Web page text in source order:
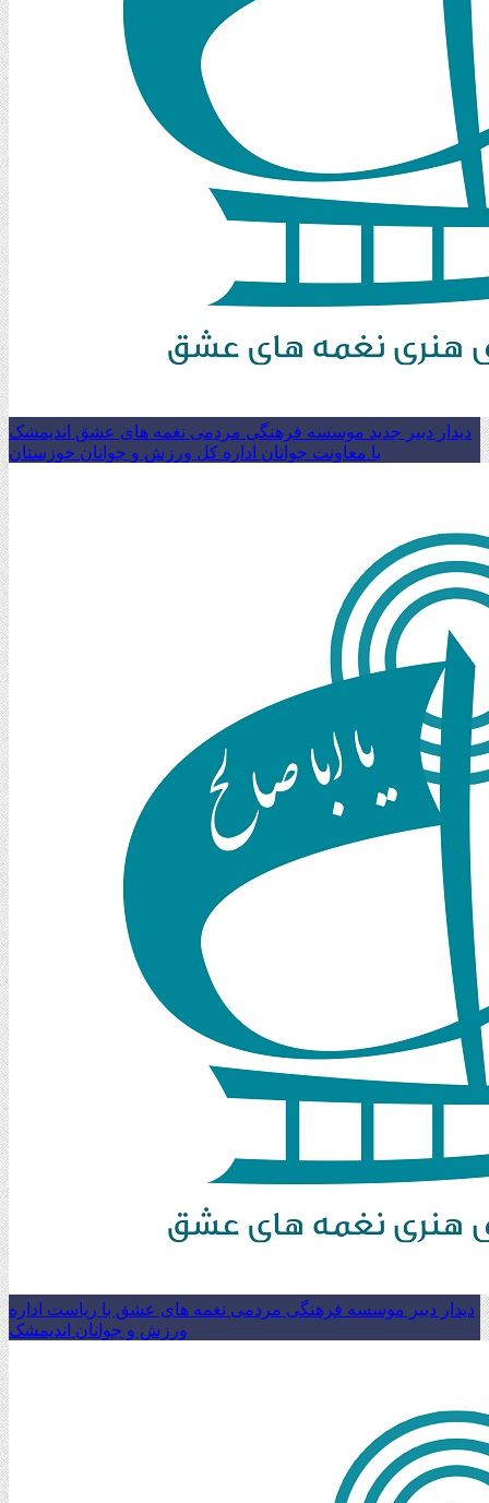
دیدار دبیر جدید موسسه فرهنگی مردمی نغمه های عشق اندیمشک
با معاونت جوانان اداره کل ورزش و جوانان خوزستان
دیدار دبیر موسسه فرهنگی مردمی نغمه های عشق با ریاست اداره
ورزش و جوانان اندیمشک